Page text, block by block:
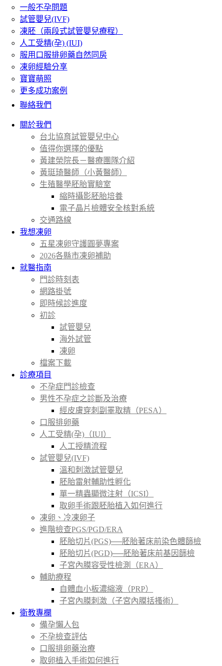
一般不孕問題
試管嬰兒(IVF)
凍胚（兩段式試管嬰兒療程）
人工受精(孕) (IUI)
服用口服排卵藥自然同房
凍卵經驗分享
寶寶萌照
更多成功案例
聯絡我們
關於我們
台北協育試管嬰兒中心
值得你選擇的優點
黃建榮院長－醫療團隊介紹
黃珽琦醫師（小黃醫師）
生殖醫學胚胎實驗室
縮時攝影胚胎培養
電子晶片檢體安全核對系統
交通路線
我想凍卵
五星凍卵守護圓夢專案
2026各縣市凍卵補助
就醫指南
門診時刻表
網路掛號
即時候診進度
初診
試管嬰兒
海外試管
凍卵
檔案下載
診療項目
不孕症門診檢查
男性不孕症之診斷及治療
經皮膚穿刺副睪取精（PESA）
口服排卵藥
人工受精(孕)（IUI）
人工授精流程
試管嬰兒(IVF)
溫和刺激試管嬰兒
胚胎雷射輔助性孵化
單一精蟲顯微注射（ICSI）
取卵手術跟胚胎植入如何進行
凍卵、冷凍卵子
進階檢查PGS/PGD/ERA
胚胎切片(PGS)──胚胎著床前染色體篩檢
胚胎切片(PGD)──胚胎著床前基因篩檢
子宮內膜容受性檢測（ERA）
輔助療程
自體血小板濃縮液（PRP）
子宮內膜刺激（子宮內膜括搔術）
衛教專欄
備孕懶人包
不孕檢查評估
口服排卵藥治療
取卵植入手術如何進行